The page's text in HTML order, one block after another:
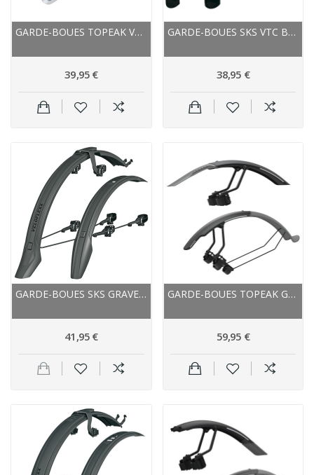
GARDE-BOUES TOPEAK VTT AVANT+ARRIÈRE DEFENDER...
39,95 €
GARDE-BOUES SKS VTC BLUEMELS BASIC 65/28 NOIR,...
38,95 €
GARDE-BOUES SKS GRAVEL VTC VTT VÉLOFLEXX 55...
41,95 €
GARDE-BOUES TOPEAK GRAVEL VTC AVANT ARRIÈRE...
59,95 €